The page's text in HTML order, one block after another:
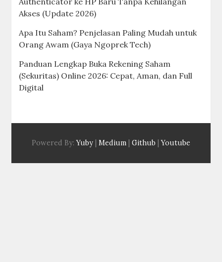
Akses (Update 2026)
Apa Itu Saham? Penjelasan Paling Mudah untuk
Orang Awam (Gaya Ngoprek Tech)
Panduan Lengkap Buka Rekening Saham
(Sekuritas) Online 2026: Cepat, Aman, dan Full
Digital
Powered By:Yuby Medium Github |Youtube